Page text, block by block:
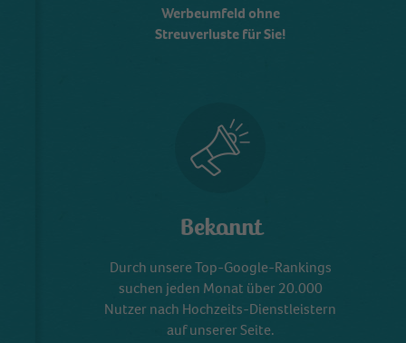
Werbeumfeld ohne
Streuverluste für Sie!
Bekannt
Durch unsere Top-Google-Rankings
suchen jeden Monat über 20.000
Nutzer nach Hochzeits-Dienstleistern
auf unserer Seite.